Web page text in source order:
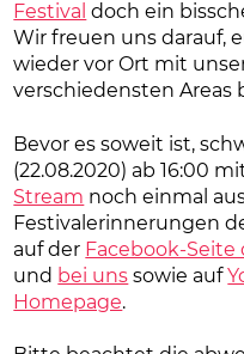
Festival doch ein
Wir freuen uns darauf,
wieder vor Ort mit
verschiedensten Areas
Bevor es soweit ist,
(22.08.2020) ab 16:00
Stream noch einmal
Festivalerinnerungen
auf der Facebook-Seite
und bei uns sowie auf
Homepage.